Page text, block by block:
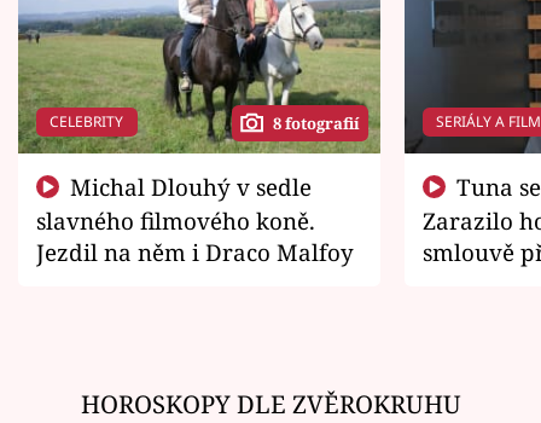
CELEBRITY 8 fotografií
slavného filmového koně.
Jezdil na něm i Draco Malfoy
SERIÁLY A
Zarazilo
smlouvě
HOROSKOPY DLE ZVĚROKRUHU